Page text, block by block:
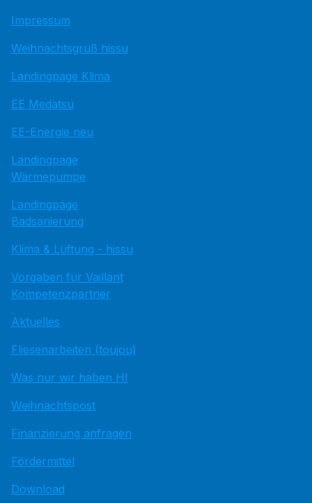
Impressum
Weihnachtsgruß hissu
Landingpage Klima
EE Medatsu
EE-Energie neu
Landingpage
Wärmepumpe
Landingpage
Badsanierung
Klima & Lüftung - hissu
Vorgaben für Vaillant
Kompetenzpartner
Aktuelles
Fliesenarbeiten (toujou)
Was nur wir haben HI
Weihnachtspost
Finanzierung anfragen
Fördermittel
Download